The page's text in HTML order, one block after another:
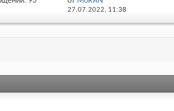
27.07.2022, 11:38